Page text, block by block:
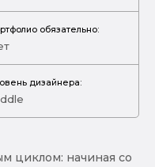
обязательно:
дизайнера:
циклом: начиная со